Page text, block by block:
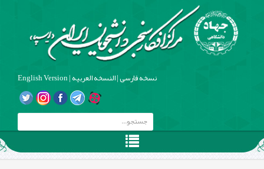
نسخه فارسی|النسخه العربیه|
English Version